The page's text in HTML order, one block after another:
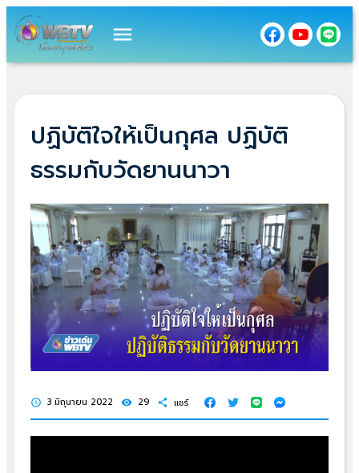
menu
ปฏิบัติใจให้เป็นกุศล ปฏิบัติ
ธรรมกับวัดยานนาวา
schedule 3 มิถุนายน 2022 visibility 29 share แชร์